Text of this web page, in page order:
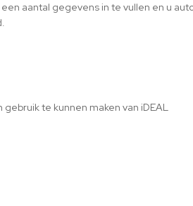
aantal gegevens in te vullen en u
te kunnen maken van iDEAL